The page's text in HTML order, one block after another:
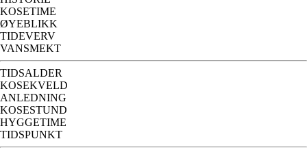
KOSETIME
ØYEBLIKK
TIDEVERV
VANSMEKT
TIDSALDER
KOSEKVELD
ANLEDNING
KOSESTUND
HYGGETIME
TIDSPUNKT